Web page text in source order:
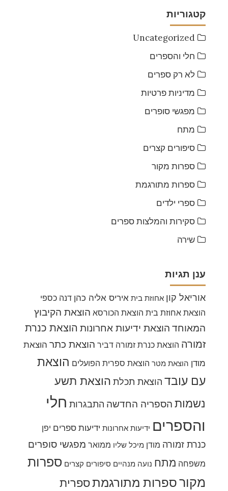
קטגוריות
Uncategorized
חלי והספרים
לא רק ספרים
מדיניות פרטיות
מפגשי סופרים
מתח
סיפורים קצרים
ספרות מקור
ספרות מתורגמת
ספרי ילדים
סקירות והמלצות ספרים
שירה
ענן תגיות
אוריאל קון אחוזת בית איריס אליה כהן דנה כספי
הוצאת אחוזת בית הוצאת הכורסא הוצאת הקיבוץ
המאוחד הוצאת ידיעות אחרונות הוצאת כנרת
זמורה הוצאת כנרת זמורה דביר הוצאת כתר הוצאת
מודן הוצאת מטר הוצאת ספרית הפועלים הוצאת
עם עובד הוצאת תכלת הוצאת תשע
נשמות הספריה החדשה התבגרות חלי
והספרים ידיעות אחרונות ידיעות ספרים יפן
כנרת זמורה מודן מיכל שליו ממואר מפגשי סופרים
משפחה מתח נועה מנהיים סיפורים קצרים ספרות
מקורספרות מתורגמתספרית